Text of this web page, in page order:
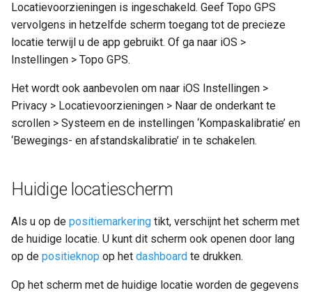
Locatievoorzieningen is ingeschakeld. Geef Topo GPS
vervolgens in hetzelfde scherm toegang tot de precieze
locatie terwijl u de app gebruikt. Of ga naar iOS >
Instellingen > Topo GPS.
Het wordt ook aanbevolen om naar iOS Instellingen >
Privacy > Locatievoorzieningen > Naar de onderkant te
scrollen > Systeem en de instellingen ‘Kompaskalibratie’ en
‘Bewegings- en afstandskalibratie’ in te schakelen.
Huidige locatiescherm
Als u op de positiemarkering tikt, verschijnt het scherm met
de huidige locatie. U kunt dit scherm ook openen door lang
op de positieknop op het dashboard te drukken.
Op het scherm met de huidige locatie worden de gegevens